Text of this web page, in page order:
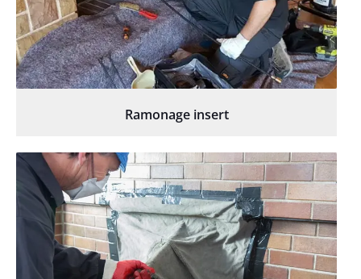
Ramonage insert